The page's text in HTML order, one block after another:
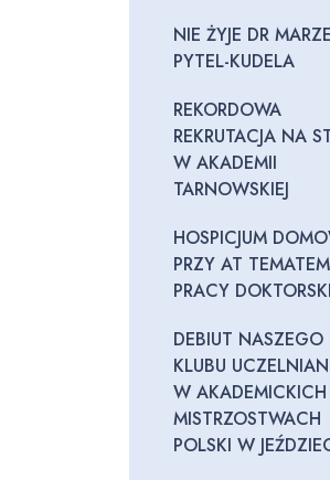
NIE ŻYJE DR
PYTEL-KUDELA
REKORDOWA
REKRUTACJA NA
W AKADEMII
TARNOWSKIEJ
HOSPICJUM
PRZY AT TEMATEM
PRACY
DEBIUT NASZEGO
KLUBU
W AKADEMICKICH
MISTRZOSTWACH
POLSKI W